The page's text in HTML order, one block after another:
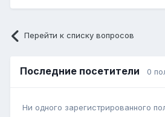
Перейти к списку вопросов
Последние посетители 0
Ни одного зарегистрированного